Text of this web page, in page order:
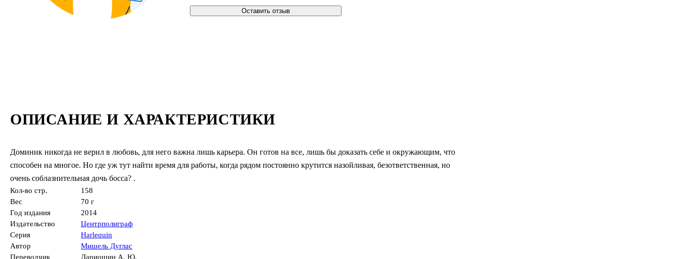
ОПИСАНИЕ И ХАРАКТЕРИСТИКИ
Доминик никогда не верил в любовь, для него важна лишь карьера. Он готов на все, лишь бы доказать себе и окружающим, что
способен на многое. Но где уж тут найти время для работы, когда рядом постоянно крутится назойливая, безответственная, но
очень соблазнительная дочь босса? .
Кол-во стр.
158
Вес
70 г
Год издания
2014
Издательство
Центрполиграф
Серия
Harlequin
Автор
Мишель Дуглас
Переводчик
Лариошин А. Ю.
Оставить отзыв